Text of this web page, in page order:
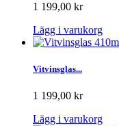
1 199,00 kr
Lägg i varukorg
Vitvinsglas...
1 199,00 kr
Lägg i varukorg